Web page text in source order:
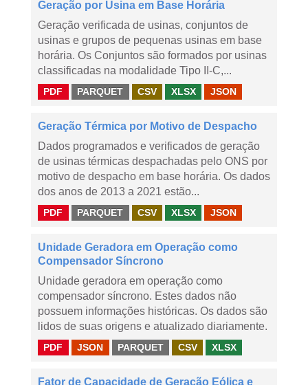
Geração por Usina em Base Horária
Geração verificada de usinas, conjuntos de
usinas e grupos de pequenas usinas em base
horária. Os Conjuntos são formados por usinas
classificadas na modalidade Tipo II-C,...
PDF PARQUET CSV XLSX JSON
Geração Térmica por Motivo de Despacho
Dados programados e verificados de geração
de usinas térmicas despachadas pelo ONS por
motivo de despacho em base horária. Os dados
dos anos de 2013 a 2021 estão...
PDF PARQUET CSV XLSX JSON
Unidade Geradora em Operação como
Compensador Síncrono
Unidade geradora em operação como
compensador síncrono. Estes dados não
possuem informações históricas. Os dados são
lidos de suas origens e atualizado diariamente.
PDF JSON PARQUET CSV XLSX
Fator de Capacidade de Geração Eólica e